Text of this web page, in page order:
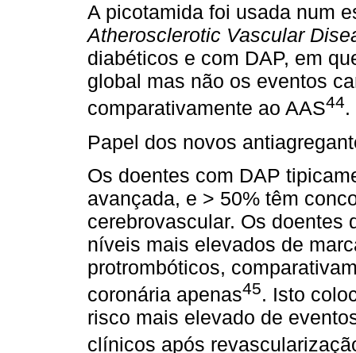
A picotamida foi usada num
Atherosclerotic Vascular
diabéticos e com DAP, em
global mas não os eventos
comparativamente ao AAS44.
Papel dos novos
Os doentes com DAP
avançada, e > 50% têm
cerebrovascular. Os doentes
níveis mais elevados de
protrombóticos,
coronária apenas45. Isto
risco mais elevado de
clínicos após